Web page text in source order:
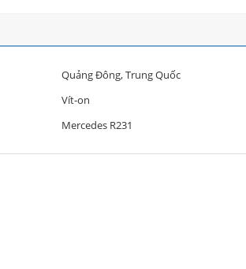
Quảng Đông, Trung Quốc
Vít-on
Mercedes R231